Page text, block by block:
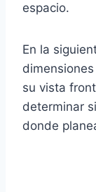
espacio.
En la
su vista
determinar
donde